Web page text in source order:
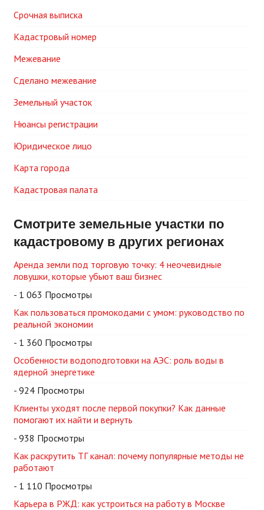
Срочная выписка
Кадастровый номер
Межевание
Сделано межевание
Земельный участок
Нюансы регистрации
Юридическое лицо
Карта города
Кадастровая палата
Смотрите земельные участки по
кадастровому в других регионах
Аренда земли под торговую точку: 4 неочевидные
ловушки, которые убьют ваш бизнес
- 1 063 Просмотры
Как пользоваться промокодами с умом: руководство по
реальной экономии
- 1 360 Просмотры
Особенности водоподготовки на АЭС: роль воды в
ядерной энергетике
- 924 Просмотры
Клиенты уходят после первой покупки? Как данные
помогают их найти и вернуть
- 938 Просмотры
Как раскрутить ТГ канал: почему популярные методы не
работают
- 1 110 Просмотры
Карьера в РЖД: как устроиться на работу в Москве